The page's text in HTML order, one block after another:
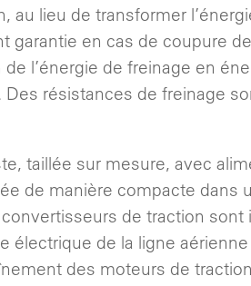
au lieu de transformer
garantie en cas de coupure
l’énergie de freinage en
résistances de freinage
taillée sur mesure, avec
de manière compacte dans
de traction sont
électrique de la ligne
des moteurs de